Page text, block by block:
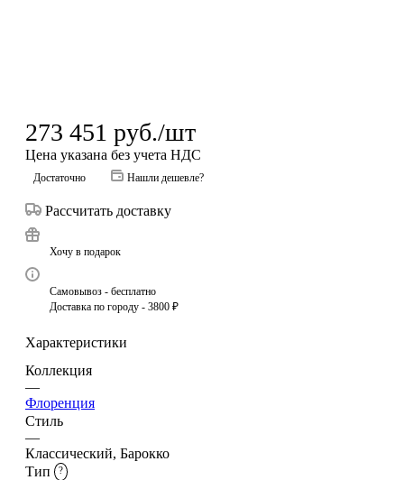
273 451 руб./шт
Цена указана без учета НДС
Достаточно Нашли дешевле?
Рассчитать доставку
Хочу в подарок
Самовывоз - бесплатно
Доставка по городу - 3800 ₽
Характеристики
Коллекция
—
Флоренция
Стиль
—
Классический, Барокко
Тип
?